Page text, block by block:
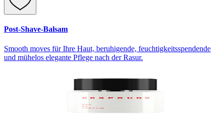
Post-Shave-Balsam
Smooth moves für Ihre Haut, beruhigende, feuchtigkeitsspendende
und mühelos elegante Pflege nach der Rasur.